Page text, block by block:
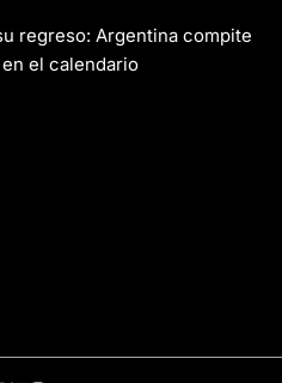
regreso: Argentina compite
el calendario